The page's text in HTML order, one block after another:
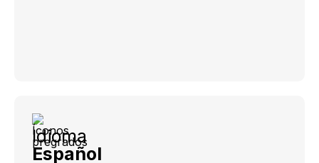
Idioma
Español